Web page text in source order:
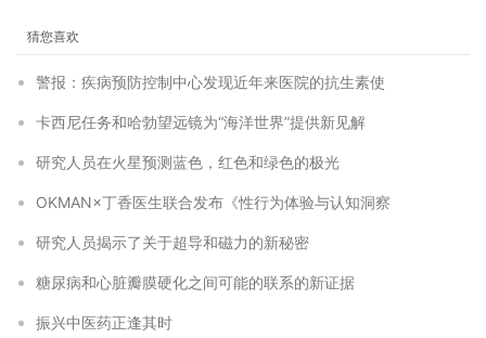
猜您喜欢
警报：疾病预防控制中心发现近年来医院的抗生素使
卡西尼任务和哈勃望远镜为“海洋世界”提供新见解
研究人员在火星预测蓝色，红色和绿色的极光
OKMAN×丁香医生联合发布《性行为体验与认知洞察
研究人员揭示了关于超导和磁力的新秘密
糖尿病和心脏瓣膜硬化之间可能的联系的新证据
振兴中医药正逢其时